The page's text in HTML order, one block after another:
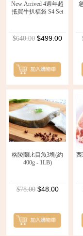
New Arrived 4週年超
抵買牛扒福袋 S4 Set
$640.00 $499.00
格陵蘭比目魚3塊(約
400g - 1LB)
$78.00 $48.00
西